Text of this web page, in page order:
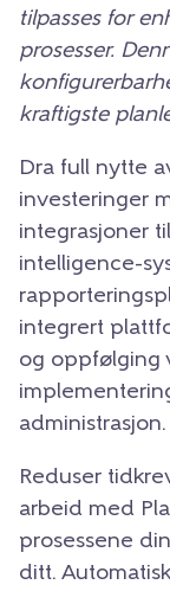
tilpasses for
prosesser.
kraftigste
Dra full nytte
investeringer
integrasjoner
intelligence-
integrert
og oppfølging
administrasjon.
Reduser
arbeid med
prosessene
ditt.